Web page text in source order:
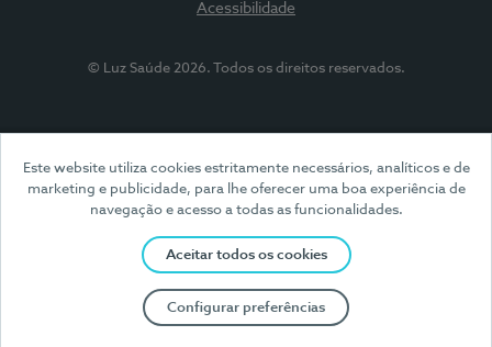
Este website utiliza cookies estritamente necessários, analíticos e de
marketing e publicidade, para lhe oferecer uma boa experiência de
navegação e acesso a todas as funcionalidades.
Aceitar todos os cookies
Configurar preferências
Acessibilidade
© Luz Saúde 2026. Todos os direitos reservados.